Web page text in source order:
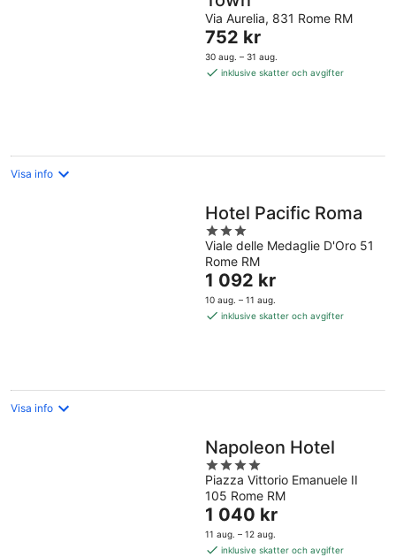
Via Aurelia, 831 Rome RM
Priset
är
752 kr
752 kr
30 aug. – 31 aug.
inklusive skatter och avgifter
Visa info
Hotel Pacific Roma
3
out
of
5
Viale delle Medaglie D'Oro 51
Rome RM
Priset
är
1 092 kr
1 092 kr
10 aug. – 11 aug.
inklusive skatter och avgifter
Visa info
Napoleon Hotel
4
out
of
5
Piazza Vittorio Emanuele II
105 Rome RM
Priset
är
1 040 kr
1 040 kr
11 aug. – 12 aug.
inklusive skatter och avgifter